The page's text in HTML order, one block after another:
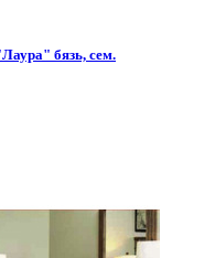
бязь, сем.